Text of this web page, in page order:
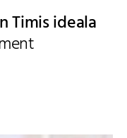
Timis ideala